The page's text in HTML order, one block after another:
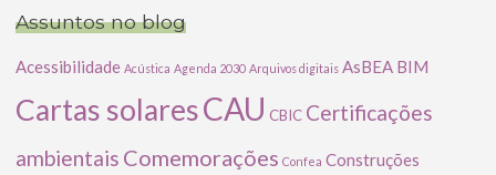
Assuntos no blog
Acessibilidade Acústica Agenda 2030 Arquivos digitais AsBEA BIM
Cartas solaresCAU CBIC Certificações
ambientais Comemorações Confea Construções